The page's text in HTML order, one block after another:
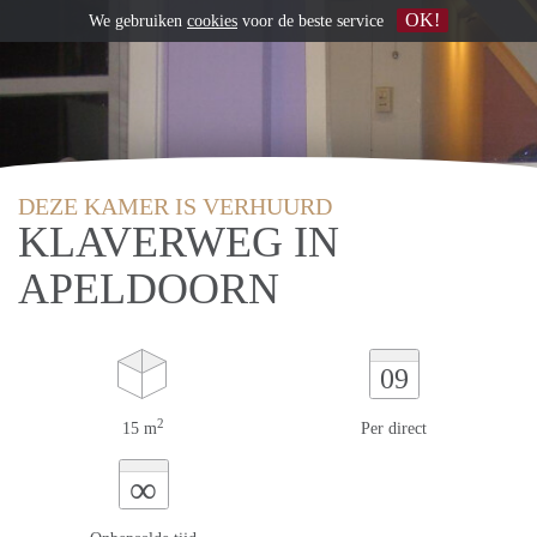
DEZE KAMER IS VERHUURD
KLAVERWEG IN
APELDOORN
15 m2
09
Per direct
∞
We gebruiken cookies voor de beste service OK!